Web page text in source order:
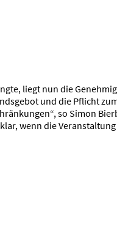
liegt nun die
und die Pflicht
so Simon
wenn die